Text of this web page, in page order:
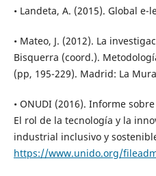
• Landeta, A. (2015). Global
• Mateo, J. (2012). La
Bisquerra (coord.).
(pp, 195-229). Madrid: La
• ONUDI (2016). Informe
El rol de la tecnología y la
industrial inclusivo y
https://www.unido.org/